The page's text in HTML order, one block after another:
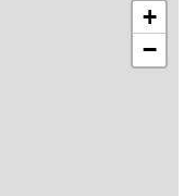
+
−